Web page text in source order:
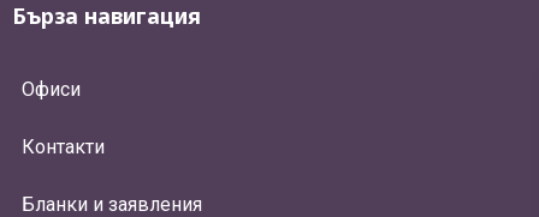
Бърза навигация
Офиси
Контакти
Бланки и заявления